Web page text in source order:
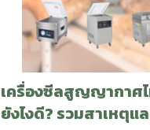
เครื่องซีลสูญญากาศ
ยังไงดี? รวมสาเหตุแ